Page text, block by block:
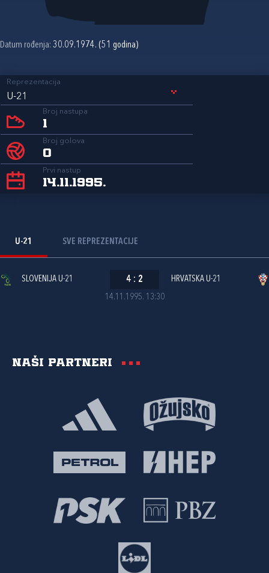
Datum rođenja: 30.09.1974. (51 godina)
Reprezentacija
U-21
Broj nastupa
1
Broj golova
0
Prvi nastup
14.11.1995.
U-21 SVE REPREZENTACIJE
14.11.1995. 13:30
SLOVENIJA U-21 4 : 2 HRVATSKA U-21
Naši partneri